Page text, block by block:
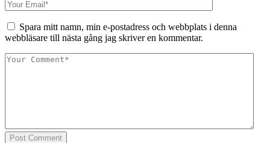
Spara mitt namn, min e-postadress och webbplats i denna
webbläsare till nästa gång jag skriver en kommentar.
Post Comment